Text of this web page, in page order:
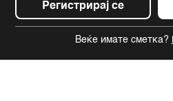
Регистрирај се
Веќе имате сметка?